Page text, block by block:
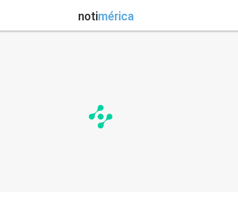
notimérica